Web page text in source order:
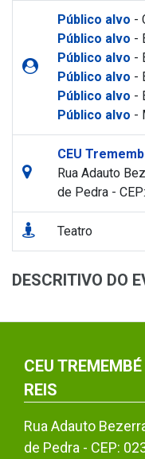
Público alvo -
Público alvo -
Público alvo -
Público alvo -
Público alvo -
Público alvo -
CEU
Rua Adauto
de Pedra -
Teatro
DESCRITIVO DO
CEU
REIS
Rua Adauto
de Pedra - CEP: